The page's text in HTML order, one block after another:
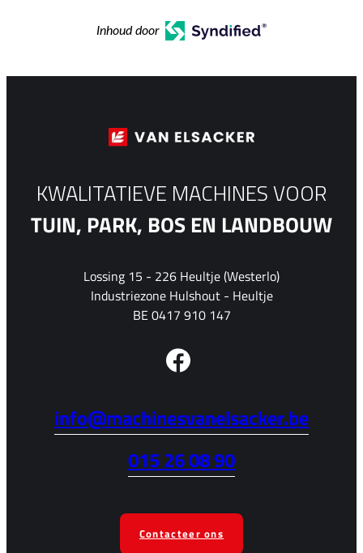
Inhoud door
KWALITATIEVE MACHINES VOOR
TUIN, PARK, BOS EN LANDBOUW
Lossing 15 - 226 Heultje (Westerlo)
Industriezone Hulshout - Heultje
BE 0417 910 147
info@machinesvanelsacker.be
015 26 08 90
Contacteer ons